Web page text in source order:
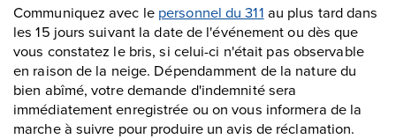
Communiquez avec le personnel du 311 au plus tard dans
les 15 jours suivant la date de l'événement ou dès que
vous constatez le bris, si celui-ci n'était pas observable
en raison de la neige. Dépendamment de la nature du
bien abîmé, votre demande d'indemnité sera
immédiatement enregistrée ou on vous informera de la
marche à suivre pour produire un avis de réclamation.